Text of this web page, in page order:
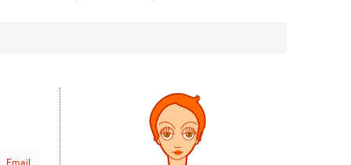
Email